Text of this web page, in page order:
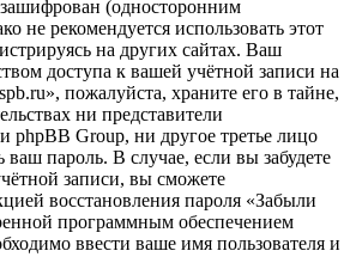
(односторонним
не рекомендуется использовать этот
на других сайтах. Ваш
доступа к вашей учётной записи на
пожалуйста, храните его в тайне,
ни представители
phpBB Group, ни другое третье лицо
ваш пароль. В случае, если вы забудете
записи, вы сможете
восстановления пароля «Забыли
программным обеспечением
ввести ваше имя пользователя и